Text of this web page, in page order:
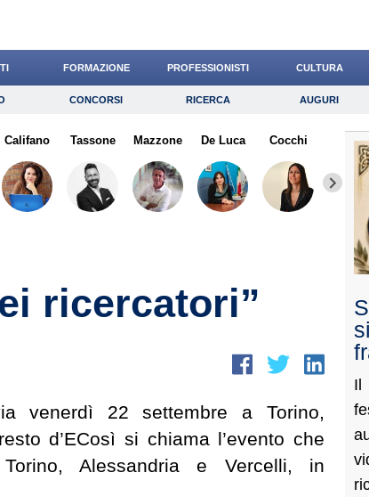
FORMAZIONE PROFESSIONISTI CULTURA
Concorsi Ricerca Auguri
Diritto Economia Giornalista
CONCORSI RICERCA AUGURI
Califano Tassone Mazzone De Luca Cocchi
ricercatori”
venerdì 22 settembre a Torino,
d’ECosì si chiama l’evento che
Alessandria e Vercelli, in
Il